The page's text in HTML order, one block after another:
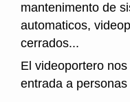
mantenimento de
automaticos,
cerrados...
El videoportero
entrada a